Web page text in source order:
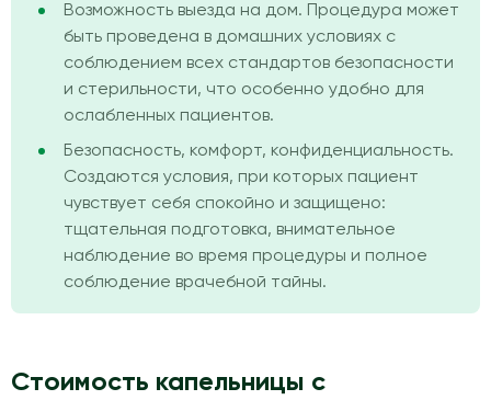
Возможность выезда на дом. Процедура может
быть проведена в домашних условиях с
соблюдением всех стандартов безопасности
и стерильности, что особенно удобно для
ослабленных пациентов.
Безопасность, комфорт, конфиденциальность.
Создаются условия, при которых пациент
чувствует себя спокойно и защищено:
тщательная подготовка, внимательное
наблюдение во время процедуры и полное
соблюдение врачебной тайны.
Стоимость капельницы с